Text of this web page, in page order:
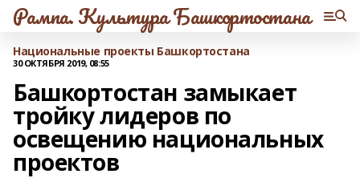
Рампа. Культура Башкортостана
Национальные проекты Башкортостана
30 ОКТЯБРЯ 2019, 08:55
Башкортостан замыкает
тройку лидеров по
освещению национальных
проектов